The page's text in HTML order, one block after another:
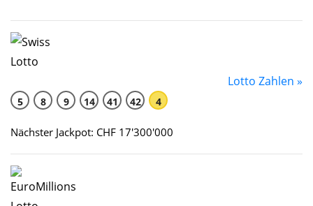
Lotto Zahlen »
5 8 9 14 41 42 4
Nächster Jackpot: CHF 17'300'000